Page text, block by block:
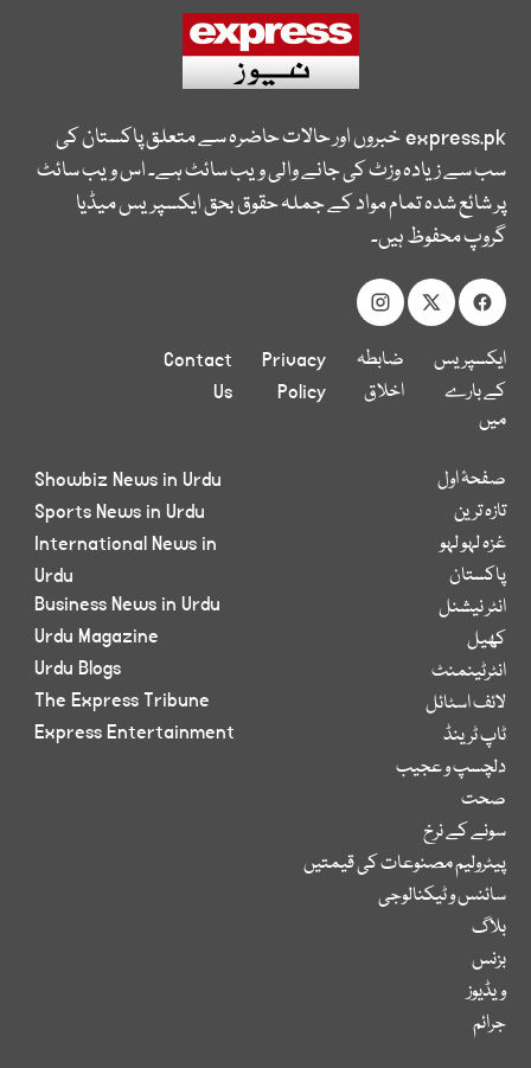
express.pkخبروں اور حالات حاضرہ سے متعلق پاکستان کی
سب سے زیادہ وزٹ کی جانے والی ویب سائٹ ہے۔ اس ویب سائٹ
پر شائع شدہ تمام مواد کے جملہ حقوق بحق ایکسپریس میڈیا
گروپ محفوظ ہیں۔
ایکسپریس
کے بارے
میں
ضابطہ
اخلاق
Privacy
Policy
Contact
Us
صفحۂ اول
تازہ ترین
غزہ لہو لہو
پاکستان
انٹر نیشنل
کھیل
انٹرٹینمنٹ
لائف اسٹائل
ٹاپ ٹرینڈ
دلچسپ و عجیب
صحت
سونے کے نرخ
پیٹرولیم مصنوعات کی قیمتیں
سائنس و ٹیکنالوجی
بلاگ
بزنس
ویڈیوز
جرائم
Showbiz News in Urdu
Sports News in Urdu
International News in
Urdu
Business News in Urdu
Urdu Magazine
Urdu Blogs
The Express Tribune
Express Entertainment